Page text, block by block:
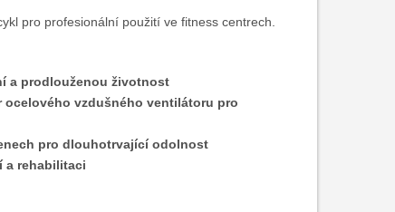
pro profesionální použití ve fitness centrech.
a prodlouženou životnost
vzdušného ventilátoru pro
pro dlouhotrvající odolnost
a rehabilitaci